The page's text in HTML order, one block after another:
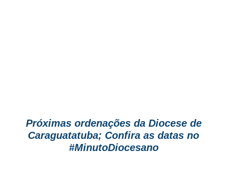
Próximas ordenações da Diocese de
Caraguatatuba; Confira as datas no
#MinutoDiocesano